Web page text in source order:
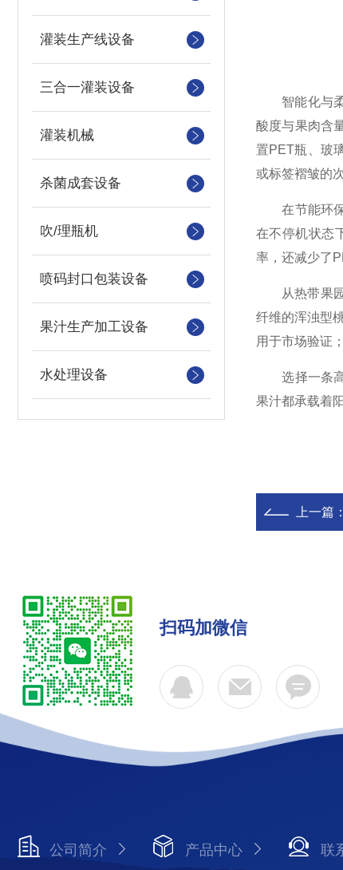
灌装生产线设备
三合一灌装设备
灌装机械
杀菌成套设备
吹/理瓶机
喷码封口包装设备
果汁生产加工设备
水处理设备
智能化与柔
酸度与果肉含
置PET瓶、玻
或标签褶皱的
在节能环保
在不停机状态
率，还减少了
从热带果园
纤维的浑浊型
用于市场验证
选择一条高
果汁都承载着
上一篇：
扫码加微信
公司简介 产品中心 联